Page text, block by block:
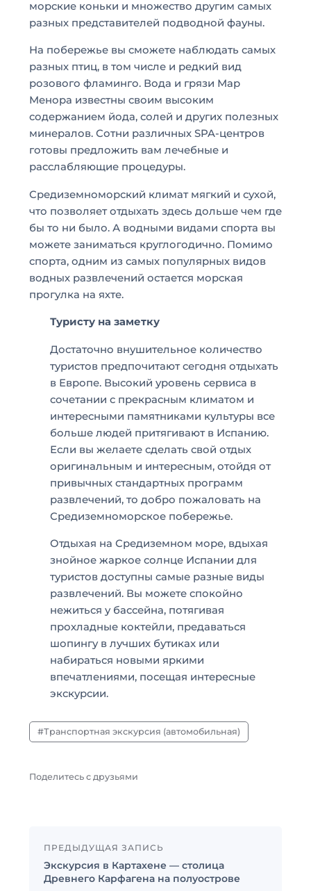
морские коньки и множество другим самых
разных представителей подводной фауны.
На побережье вы сможете наблюдать самых
разных птиц, в том числе и редкий вид
розового фламинго. Вода и грязи Мар
Менора известны своим высоким
содержанием йода, солей и других полезных
минералов. Сотни различных SPA-центров
готовы предложить вам лечебные и
расслабляющие процедуры.
Средиземноморский климат мягкий и сухой,
что позволяет отдыхать здесь дольше чем где
бы то ни было. А водными видами спорта вы
можете заниматься круглогодично. Помимо
спорта, одним из самых популярных видов
водных развлечений остается морская
прогулка на яхте.
Туристу на заметку
Достаточно внушительное количество
туристов предпочитают сегодня отдыхать
в Европе. Высокий уровень сервиса в
сочетании с прекрасным климатом и
интересными памятниками культуры все
больше людей притягивают в Испанию.
Если вы желаете сделать свой отдых
оригинальным и интересным, отойдя от
привычных стандартных программ
развлечений, то добро пожаловать на
Средиземноморское побережье.
Отдыхая на Средиземном море, вдыхая
знойное жаркое солнце Испании для
туристов доступны самые разные виды
развлечений. Вы можете спокойно
нежиться у бассейна, потягивая
прохладные коктейли, предаваться
шопингу в лучших бутиках или
набираться новыми яркими
впечатлениями, посещая интересные
экскурсии.
Транспортная экскурсия (автомобильная)
Поделитесь с друзьями
ПРЕДЫДУЩАЯ ЗАПИСЬ
Экскурсия в Картахене — столица
Древнего Карфагена на полуострове